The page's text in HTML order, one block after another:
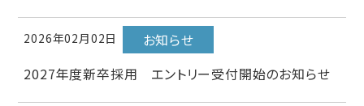
2026年02月02日
お知らせ
2027年度新卒採用 エントリー受付開始のお知らせ